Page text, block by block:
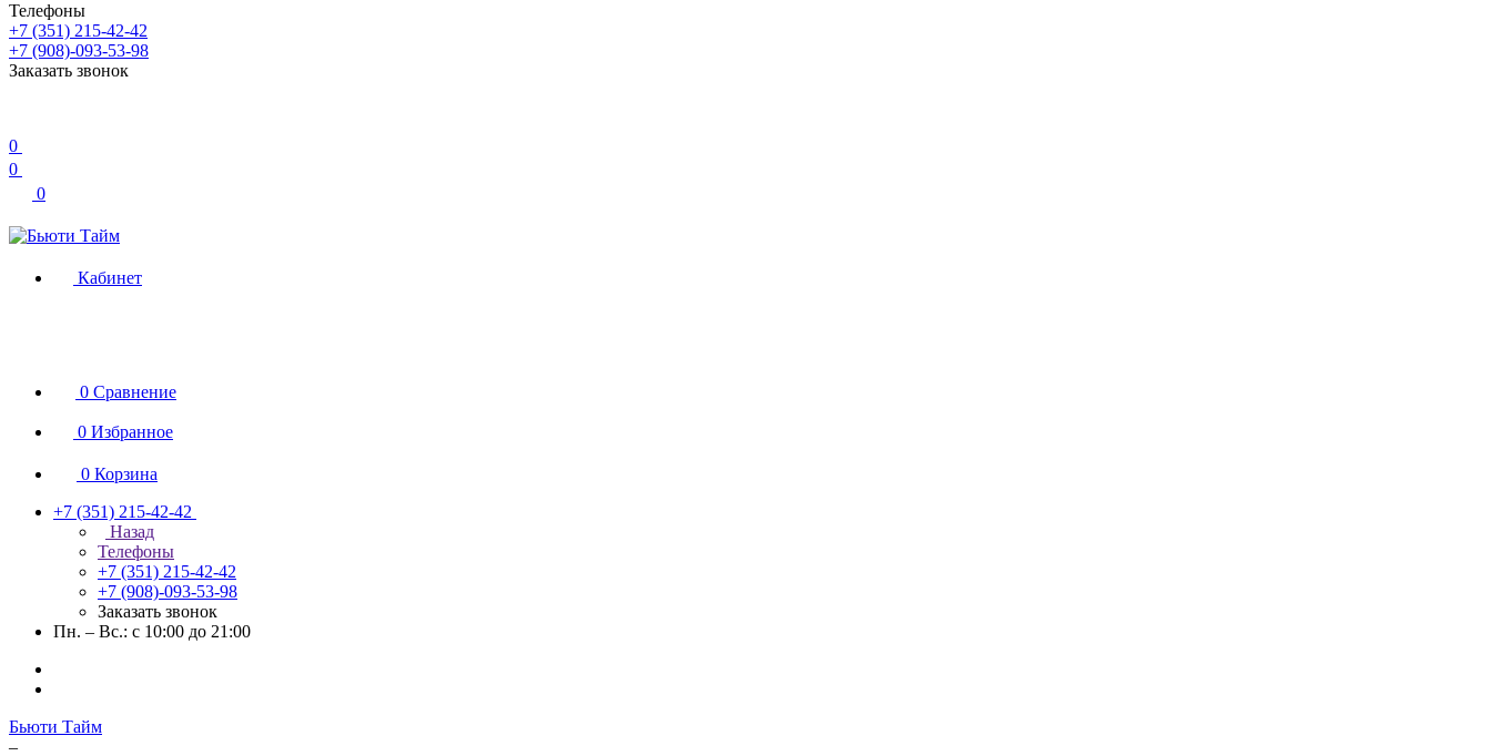
Телефоны
+7 (351) 215-42-42
+7 (908)-093-53-98
Заказать звонок
0
0
0
Кабинет
0 Сравнение
0 Избранное
0 Корзина
+7 (351) 215-42-42
Назад
Телефоны
+7 (351) 215-42-42
+7 (908)-093-53-98
Заказать звонок
Пн. – Вс.: с 10:00 до 21:00
Бьюти Тайм
–